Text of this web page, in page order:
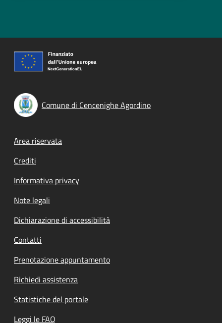
Comune di Cencenighe Agordino
Footer menu
Area riservata
Crediti
Informativa privacy
Note legali
Dichiarazione di accessibilità
Contatti
Prenotazione appuntamento
Richiedi assistenza
Statistiche del portale
Leggi le FAQ